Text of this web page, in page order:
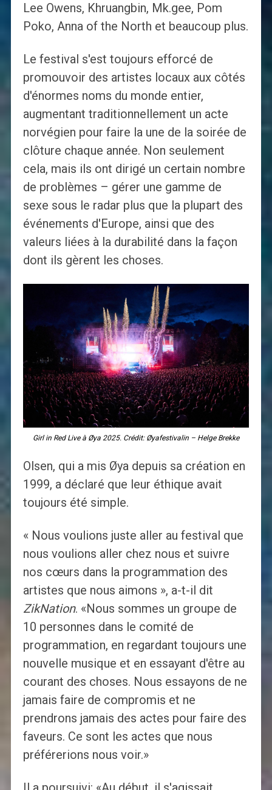
Lee Owens, Khruangbin, Mk.gee, Pom
Poko, Anna of the North et beaucoup plus.
Le festival s'est toujours efforcé de
promouvoir des artistes locaux aux côtés
d'énormes noms du monde entier,
augmentant traditionnellement un acte
norvégien pour faire la une de la soirée de
clôture chaque année. Non seulement
cela, mais ils ont dirigé un certain nombre
de problèmes – gérer une gamme de
sexe sous le radar plus que la plupart des
événements d'Europe, ainsi que des
valeurs liées à la durabilité dans la façon
dont ils gèrent les choses.
Girl in Red Live à Øya 2025. Crédit: Øyafestivalin – Helge Brekke
Olsen, qui a mis Øya depuis sa création en
1999, a déclaré que leur éthique avait
toujours été simple.
« Nous voulions juste aller au festival que
nous voulions aller chez nous et suivre
nos cœurs dans la programmation des
artistes que nous aimons », a-t-il dit
ZikNation. «Nous sommes un groupe de
10 personnes dans le comité de
programmation, en regardant toujours une
nouvelle musique et en essayant d'être au
courant des choses. Nous essayons de ne
jamais faire de compromis et ne
prendrons jamais des actes pour faire des
faveurs. Ce sont les actes que nous
préférerions nous voir.»